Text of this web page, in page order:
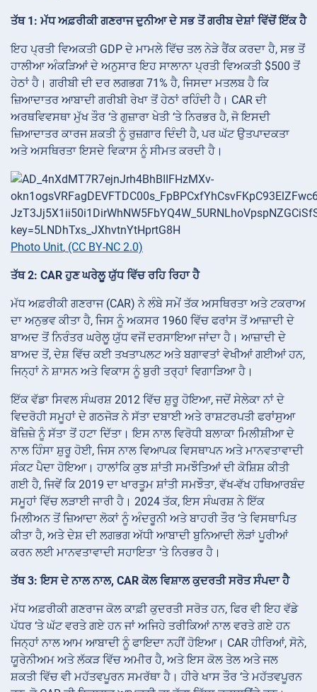
ਤੱਥ 1: ਮੱਧ ਅਫ਼ਰੀਕੀ ਗਣਰਾਜ ਦੁਨੀਆ ਦੇ ਸਭ ਤੋਂ ਗਰੀਬ ਦੇਸ਼ਾਂ ਵਿੱਚੋਂ ਇੱਕ ਹੈ
ਇਹ ਪ੍ਰਤੀ ਵਿਅਕਤੀ GDP ਦੇ ਮਾਮਲੇ ਵਿੱਚ ਤਲ ਨੇੜੇ ਰੈਂਕ ਕਰਦਾ ਹੈ, ਸਭ ਤੋਂ
ਹਾਲੀਆ ਅੰਕੜਿਆਂ ਦੇ ਅਨੁਸਾਰ ਇਹ ਸਾਲਾਨਾ ਪ੍ਰਤੀ ਵਿਅਕਤੀ $500 ਤੋਂ
ਹੇਠਾਂ ਹੈ। ਗਰੀਬੀ ਦੀ ਦਰ ਲਗਭਗ 71% ਹੈ, ਜਿਸਦਾ ਮਤਲਬ ਹੈ ਕਿ
ਜ਼ਿਆਦਾਤਰ ਆਬਾਦੀ ਗਰੀਬੀ ਰੇਖਾ ਤੋਂ ਹੇਠਾਂ ਰਹਿੰਦੀ ਹੈ। CAR ਦੀ
ਅਰਥਵਿਵਸਥਾ ਮੁੱਖ ਤੌਰ ‘ਤੇ ਗੁਜ਼ਾਰਾ ਖੇਤੀ ‘ਤੇ ਨਿਰਭਰ ਹੈ, ਜੋ ਇਸਦੀ
ਜ਼ਿਆਦਾਤਰ ਕਾਰਜ ਸ਼ਕਤੀ ਨੂੰ ਰੁਜ਼ਗਾਰ ਦਿੰਦੀ ਹੈ, ਪਰ ਘੱਟ ਉਤਪਾਦਕਤਾ
ਅਤੇ ਅਸਥਿਰਤਾ ਇਸਦੇ ਵਿਕਾਸ ਨੂੰ ਸੀਮਤ ਕਰਦੀ ਹੈ।
Photo Unit, (CC BY-NC 2.0)
ਤੱਥ 2: CAR ਹੁਣ ਘਰੇਲੂ ਯੁੱਧ ਵਿੱਚ ਰਹਿ ਰਿਹਾ ਹੈ
ਮੱਧ ਅਫ਼ਰੀਕੀ ਗਣਰਾਜ (CAR) ਨੇ ਲੰਬੇ ਸਮੇਂ ਤੱਕ ਅਸਥਿਰਤਾ ਅਤੇ ਟਕਰਾਅ
ਦਾ ਅਨੁਭਵ ਕੀਤਾ ਹੈ, ਜਿਸ ਨੂੰ ਅਕਸਰ 1960 ਵਿੱਚ ਫਰਾਂਸ ਤੋਂ ਆਜ਼ਾਦੀ ਦੇ
ਬਾਅਦ ਤੋਂ ਨਿਰੰਤਰ ਘਰੇਲੂ ਯੁੱਧ ਵਜੋਂ ਦਰਸਾਇਆ ਜਾਂਦਾ ਹੈ। ਆਜ਼ਾਦੀ ਦੇ
ਬਾਅਦ ਤੋਂ, ਦੇਸ਼ ਵਿੱਚ ਕਈ ਤਖਤਾਪਲਟ ਅਤੇ ਬਗਾਵਤਾਂ ਵੇਖੀਆਂ ਗਈਆਂ ਹਨ,
ਜਿਨ੍ਹਾਂ ਨੇ ਸ਼ਾਸਨ ਅਤੇ ਵਿਕਾਸ ਨੂੰ ਬੁਰੀ ਤਰ੍ਹਾਂ ਵਿਗਾੜਿਆ ਹੈ।
ਇੱਕ ਵੱਡਾ ਸਿਵਲ ਸੰਘਰਸ਼ 2012 ਵਿੱਚ ਸ਼ੁਰੂ ਹੋਇਆ, ਜਦੋਂ ਸੇਲੇਕਾ ਨਾਂ ਦੇ
ਵਿਦਰੋਹੀ ਸਮੂਹਾਂ ਦੇ ਗਠਜੋੜ ਨੇ ਸੱਤਾ ਦਬਾਈ ਅਤੇ ਰਾਸ਼ਟਰਪਤੀ ਫਰਾਂਸੁਆ
ਬੋਜ਼ਿਜ਼ੇ ਨੂੰ ਸੱਤਾ ਤੋਂ ਹਟਾ ਦਿੱਤਾ। ਇਸ ਨਾਲ ਵਿਰੋਧੀ ਬਲਾਕਾ ਮਿਲੀਸ਼ੀਆ ਦੇ
ਨਾਲ ਹਿੰਸਾ ਸ਼ੁਰੂ ਹੋਈ, ਜਿਸ ਨਾਲ ਵਿਆਪਕ ਵਿਸਥਾਪਨ ਅਤੇ ਮਾਨਵਤਾਵਾਦੀ
ਸੰਕਟ ਪੈਦਾ ਹੋਇਆ। ਹਾਲਾਂਕਿ ਕੁਝ ਸ਼ਾਂਤੀ ਸਮਝੌਤਿਆਂ ਦੀ ਕੋਸ਼ਿਸ਼ ਕੀਤੀ
ਗਈ ਹੈ, ਜਿਵੇਂ ਕਿ 2019 ਦਾ ਖਾਰਤੂਮ ਸ਼ਾਂਤੀ ਸਮਝੌਤਾ, ਵੱਖ-ਵੱਖ ਹਥਿਆਰਬੰਦ
ਸਮੂਹਾਂ ਵਿੱਚ ਲੜਾਈ ਜਾਰੀ ਹੈ। 2024 ਤੱਕ, ਇਸ ਸੰਘਰਸ਼ ਨੇ ਇੱਕ
ਮਿਲੀਅਨ ਤੋਂ ਜ਼ਿਆਦਾ ਲੋਕਾਂ ਨੂੰ ਅੰਦਰੂਨੀ ਅਤੇ ਬਾਹਰੀ ਤੌਰ ‘ਤੇ ਵਿਸਥਾਪਿਤ
ਕੀਤਾ ਹੈ, ਅਤੇ ਦੇਸ਼ ਦੀ ਲਗਭਗ ਅੱਧੀ ਆਬਾਦੀ ਬੁਨਿਆਦੀ ਲੋੜਾਂ ਪੂਰੀਆਂ
ਕਰਨ ਲਈ ਮਾਨਵਤਾਵਾਦੀ ਸਹਾਇਤਾ ‘ਤੇ ਨਿਰਭਰ ਹੈ।
ਤੱਥ 3: ਇਸ ਦੇ ਨਾਲ ਨਾਲ, CAR ਕੋਲ ਵਿਸ਼ਾਲ ਕੁਦਰਤੀ ਸਰੋਤ ਸੰਪਦਾ ਹੈ
ਮੱਧ ਅਫ਼ਰੀਕੀ ਗਣਰਾਜ ਕੋਲ ਕਾਫ਼ੀ ਕੁਦਰਤੀ ਸਰੋਤ ਹਨ, ਫਿਰ ਵੀ ਇਹ ਵੱਡੇ
ਪੱਧਰ ‘ਤੇ ਘੱਟ ਵਰਤੇ ਗਏ ਹਨ ਜਾਂ ਅਜਿਹੇ ਤਰੀਕਿਆਂ ਨਾਲ ਵਰਤੇ ਗਏ ਹਨ
ਜਿਨ੍ਹਾਂ ਨਾਲ ਆਮ ਆਬਾਦੀ ਨੂੰ ਫਾਇਦਾ ਨਹੀਂ ਹੋਇਆ। CAR ਹੀਰਿਆਂ, ਸੋਨੇ,
ਯੂਰੇਨੀਅਮ ਅਤੇ ਲੱਕੜ ਵਿੱਚ ਅਮੀਰ ਹੈ, ਅਤੇ ਇਸ ਕੋਲ ਤੇਲ ਅਤੇ ਜਲ
ਸ਼ਕਤੀ ਵਿੱਚ ਵੀ ਮਹੱਤਵਪੂਰਨ ਸਮਰੱਥਾ ਹੈ। ਹੀਰੇ ਖਾਸ ਤੌਰ ‘ਤੇ ਮਹੱਤਵਪੂਰਨ